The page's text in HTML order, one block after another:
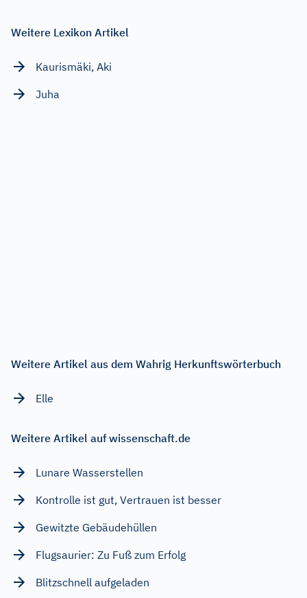
Weitere Lexikon Artikel
Kaurismäki, Aki
Juha
Weitere Artikel aus dem Wahrig Herkunftswörterbuch
Elle
Weitere Artikel auf wissenschaft.de
Lunare Wasserstellen
Kontrolle ist gut, Vertrauen ist besser
Gewitzte Gebäudehüllen
Flugsaurier: Zu Fuß zum Erfolg
Blitzschnell aufgeladen